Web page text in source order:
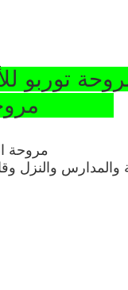
توربو
مروحة
والنزل